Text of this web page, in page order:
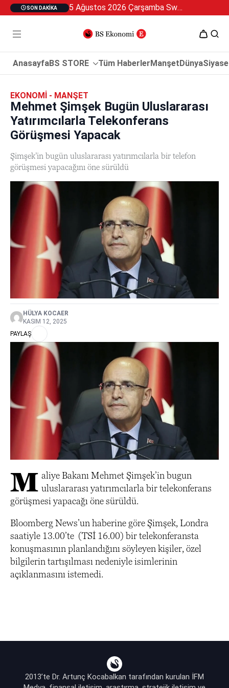
SON DAKIKA 5 Ağustos 2026 Çarşamba Swan Özel 2
AnasayfaBS STORE Tüm HaberlerManşetDünya
EKONOMI - MANŞET
Mehmet Şimşek Bugün Uluslararası
Yatırımcılarla Telekonferans
Görüşmesi Yapacak
Şimşek’in bugün uluslararası yatırımcılarla bir telefon
görüşmesi yapacağını öne sürüldü
HÜLYA KOCAER
KASIM 12, 2025
PAYLAŞ
M aliye Bakanı Mehmet Şimşek’in bugun
uluslararası yatırımcılarla bir telekonferans
görüşmesi yapacağı öne sürüldü.
Bloomberg News’un haberine göre Şimşek, Londra
saatiyle 13.00’te (TSİ 16.00) bir telekonferansta
konuşmasının planlandığını söyleyen kişiler, özel
bilgilerin tartışılması nedeniyle isimlerinin
açıklanmasını istemedi.
2013’te Dr. Artunç Kocabalkan tarafından kurulan İFM